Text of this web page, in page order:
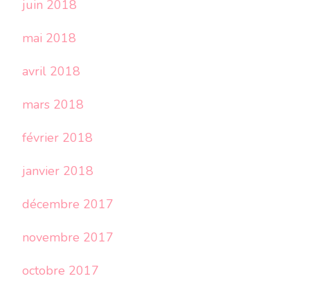
juin 2018
mai 2018
avril 2018
mars 2018
février 2018
janvier 2018
décembre 2017
novembre 2017
octobre 2017